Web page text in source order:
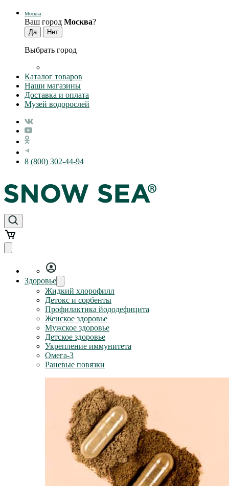
Москва
Ваш город Москва?
Выбрать город
Каталог товаров
Наши магазины
Доставка и оплата
Музей водорослей
8 (800) 302-44-94
Здоровье
Жидкий хлорофилл
Детокс и сорбенты
Профилактика йододефицита
Женское здоровье
Мужское здоровье
Детское здоровье
Укрепление иммунитета
Омега-3
Раневые повязки